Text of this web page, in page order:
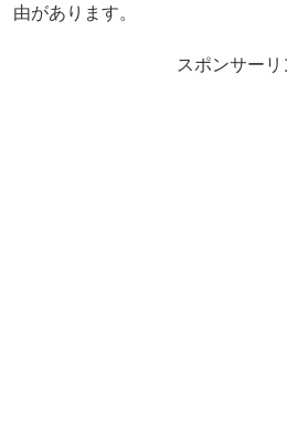
由があります。
スポンサーリ